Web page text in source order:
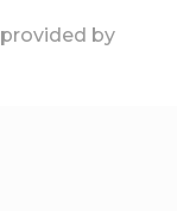
provided by